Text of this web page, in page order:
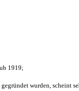
1919;
wurden, scheint